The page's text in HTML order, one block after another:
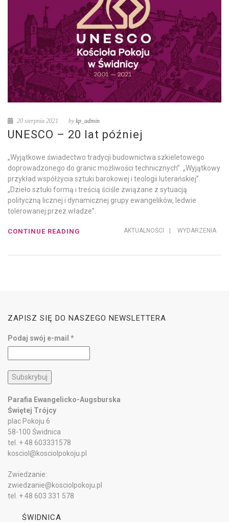
20 sierpnia 2021 bykp_admin
UNESCO – 20 lat później
„Wyjątkowe świadectwo tradycji budownictwa szkieletowego
doprowadzonego do granic możliwości technicznych”. „Wyjątkowy
przykład współżycia sztuki barokowej i teologii luterańskiej”.
„Dzieło sztuki formą i treścią ściśle związane z sytuacją
polityczną licznej i dynamicznej grupy ewangelików, ledwie
tolerowanej przez władze”.
AKTUALNOŚCI WYDARZENIA
CONTINUE READING
ZAPISZ SIĘ DO NASZEGO NEWSLETTERA
Podaj swój e-mail *
Parafia Ewangelicko-Augsburska
Świętej Trójcy
plac Pokoju 6
58-100 Świdnica
tel. + 48 603331578
kosciol@kosciolpokoju.pl
Zwiedzanie:
zwiedzanie@kosciolpokoju.pl
tel. + 48 603 331 578
ŚWIDNICA